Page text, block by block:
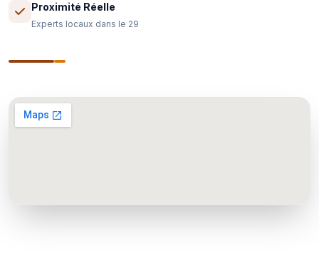
Proximité Réelle
Experts locaux dans le 29